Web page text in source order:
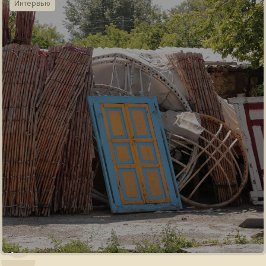
Интервью
Ауылдық аумақтарды тұрақты дамытудың мақсаты